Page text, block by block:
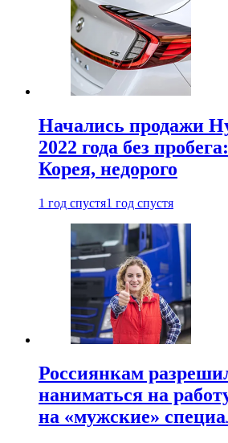
Начались продажи
2022 года без
Корея, недорого
1 год спустя1 год спустя
Россиянкам
наниматься на
на «мужские»